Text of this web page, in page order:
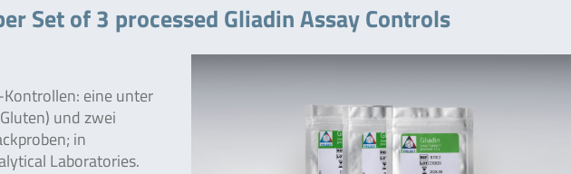
Set of 3 processed Gliadin Assay Controls
eine unter
und zwei
in
Laboratories.